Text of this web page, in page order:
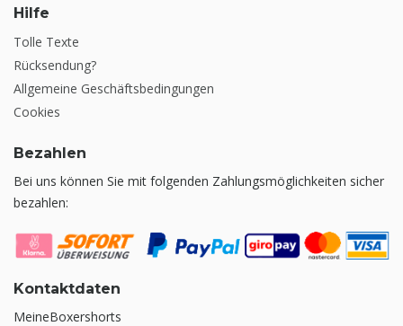
Hilfe
Tolle Texte
Rücksendung?
Allgemeine Geschäftsbedingungen
Cookies
Bezahlen
Bei uns können Sie mit folgenden Zahlungsmöglichkeiten sicher
bezahlen:
Kontaktdaten
MeineBoxershorts